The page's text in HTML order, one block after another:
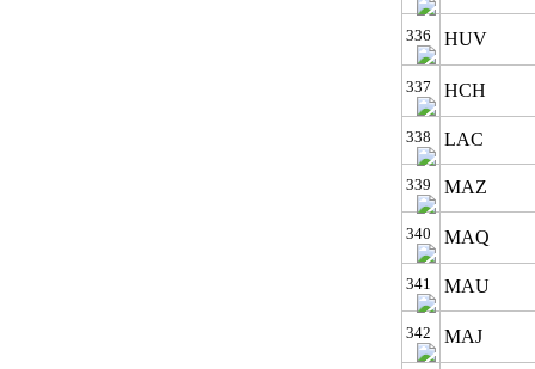
336 HUV
337 HCH
338 LAC
339 MAZ
340 MAQ
341 MAU
342 MAJ